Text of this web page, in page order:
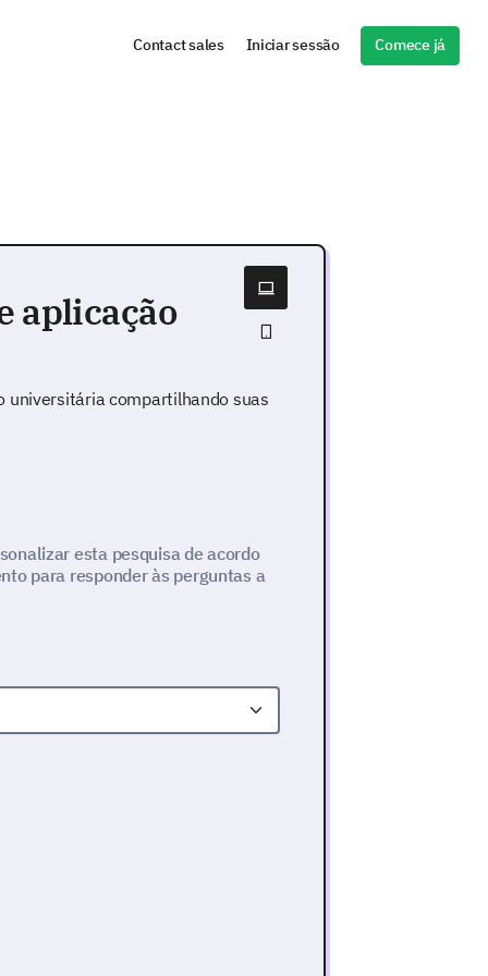
Contact sales Iniciar sessão Comece já
aplicação
universitária compartilhando suas
esta pesquisa de acordo
para responder às perguntas a